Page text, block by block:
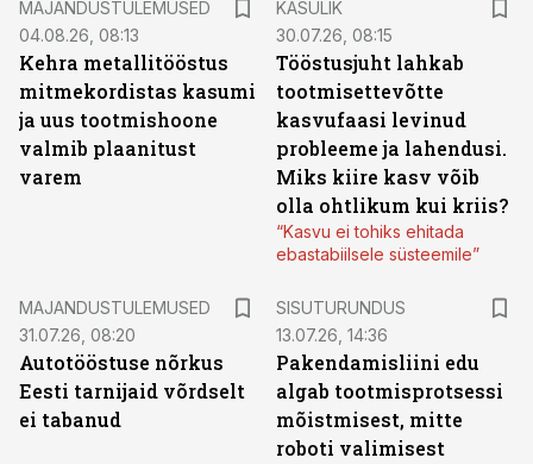
MAJANDUSTULEMUSED
04.08.26, 08:13
Kehra metallitööstus
mitmekordistas kasumi
ja uus tootmishoone
valmib plaanitust
varem
KASULIK
30.07.26, 08:15
Tööstusjuht lahkab
tootmisettevõtte
kasvufaasi levinud
probleeme ja lahendusi.
Miks kiire kasv võib
olla ohtlikum kui kriis?
“Kasvu ei tohiks ehitada
ebastabiilsele süsteemile”
MAJANDUSTULEMUSED
31.07.26, 08:20
Autotööstuse nõrkus
Eesti tarnijaid võrdselt
ei tabanud
SISUTURUNDUS
13.07.26, 14:36
Pakendamisliini edu
algab tootmisprotsessi
mõistmisest, mitte
roboti valimisest